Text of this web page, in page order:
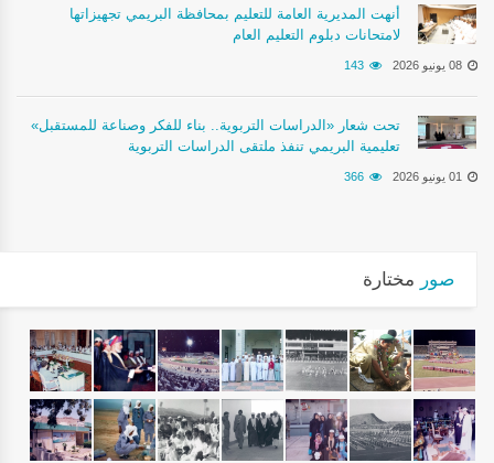
أنهت المديرية العامة للتعليم بمحافظة البريمي تجهيزاتها
لامتحانات دبلوم التعليم العام
08 يونيو 2026 143
تحت شعار «الدراسات التربوية.. بناء للفكر وصناعة للمستقبل»
تعليمية البريمي تنفذ ملتقى الدراسات التربوية
01 يونيو 2026 366
صور مختارة